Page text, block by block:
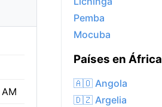
Pemba
Mocuba
Países en África
🇦🇴 Angola
🇩🇿 Argelia